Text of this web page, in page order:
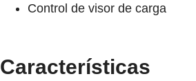
Control de visor de carga
Características